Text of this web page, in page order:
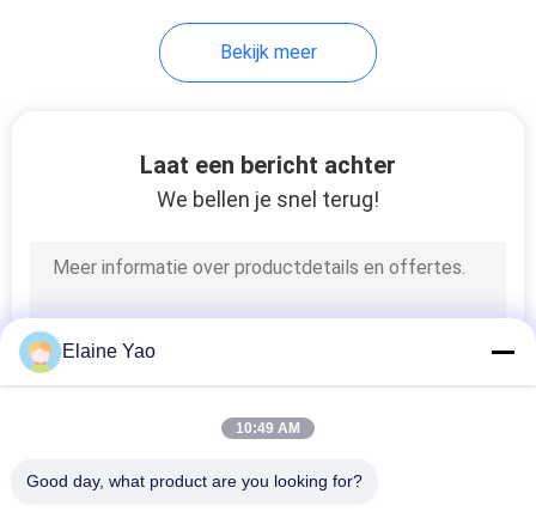
Hydraulisch
Document
Broodjesstapelaar
Bekijk meer
Laat een bericht achter
We bellen je snel terug!
Elaine Yao
10:49 AM
Good day, what product are you looking for?